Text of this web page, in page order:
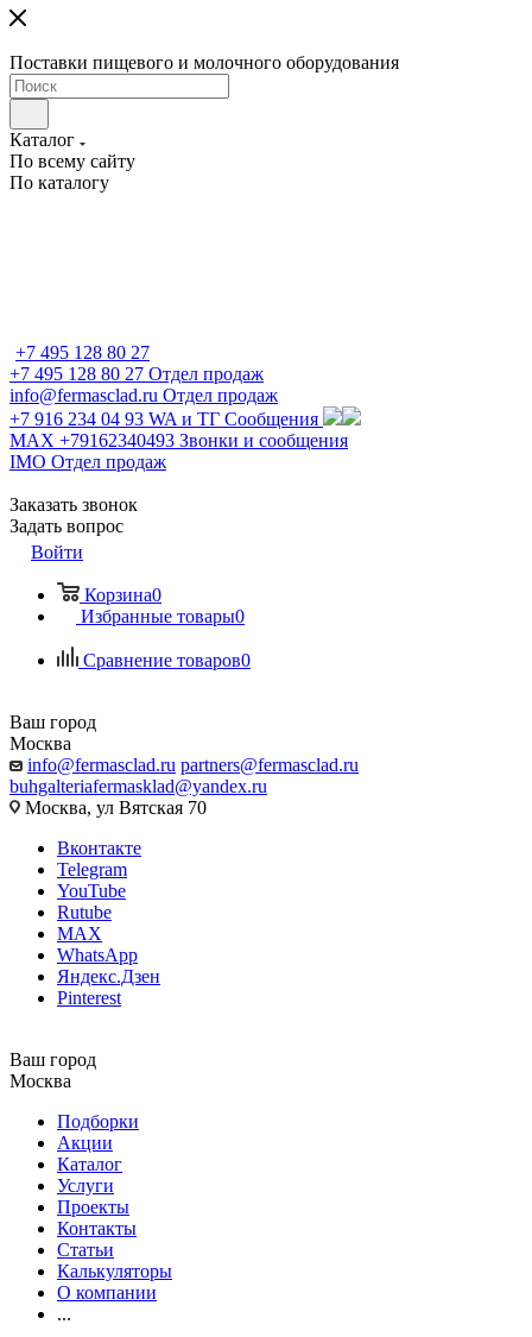
Поставки пищевого и молочного оборудования
Каталог
По всему сайту
По каталогу
+7 495 128 80 27
+7 495 128 80 27 Отдел продаж
info@fermasclad.ru Отдел продаж
+7 916 234 04 93 WA и ТГ Сообщения
MAX +79162340493 Звонки и сообщения
IMO Отдел продаж
Заказать звонок
Задать вопрос
Войти
Корзина0
Избранные товары0
Сравнение товаров0
Ваш город
Москва
info@fermasclad.ru partners@fermasclad.ru
buhgalteriafermasklad@yandex.ru
Москва, ул Вятская 70
Вконтакте
Telegram
YouTube
Rutube
MAX
WhatsApp
Яндекс.Дзен
Pinterest
Ваш город
Москва
Подборки
Акции
Каталог
Услуги
Проекты
Контакты
Статьи
Калькуляторы
О компании
...